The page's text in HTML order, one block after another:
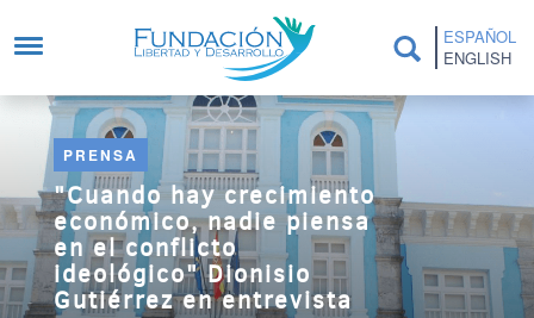
ESPAÑOL
ENGLISH
PRENSA
"Cuando hay crecimiento
económico, nadie piensa
en el conflicto
ideológico" Dionisio
Gutiérrez en entrevista